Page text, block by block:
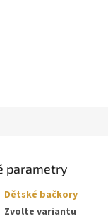
parametry
Dětské bačkory
Zvolte variantu